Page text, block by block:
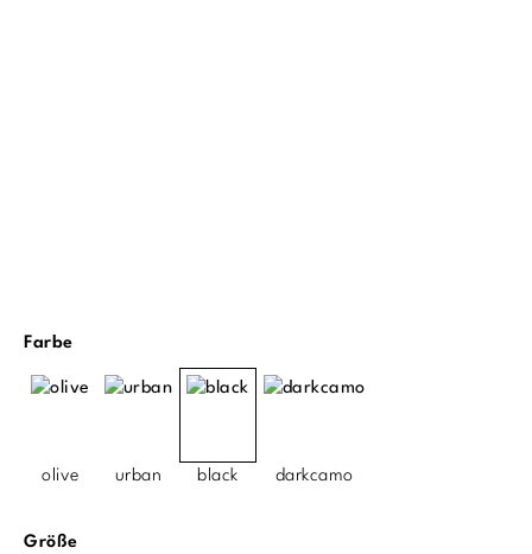
Farbeauswählen
olive urban black darkcamo
Größeauswählen